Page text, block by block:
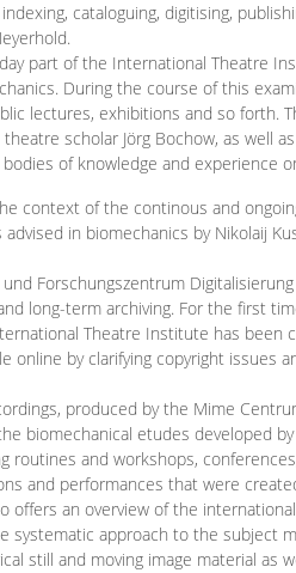
cataloguing, digitising,
part of the International Theatre
During the course of this
lectures, exhibitions and so forth.
scholar Jörg Bochow, as well
of knowledge and experience
context of the continous and
in biomechanics by Nikolaij
Forschungszentrum
long-term archiving. For the first
Theatre Institute has
online by clarifying copyright issues
produced by the Mime
biomechanical etudes developed
and workshops,
and performances that were
offers an overview of the
approach to the subject
still and moving image material as